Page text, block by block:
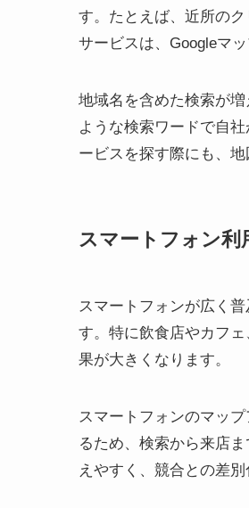
す。たとえば、近所の
サービスは、Googleマ
地域名を含めた検索が
ような検索ワードで自
ービスを探す際にも、
スマートフォン利
スマートフォンが広く
す。特に飲食店やカフ
果が大きくなります。
スマートフォンのマッ
るため、検索から来店
えやすく、競合との差別